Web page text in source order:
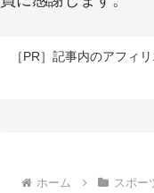
［PR］記事内のアフィ
ホーム スポー